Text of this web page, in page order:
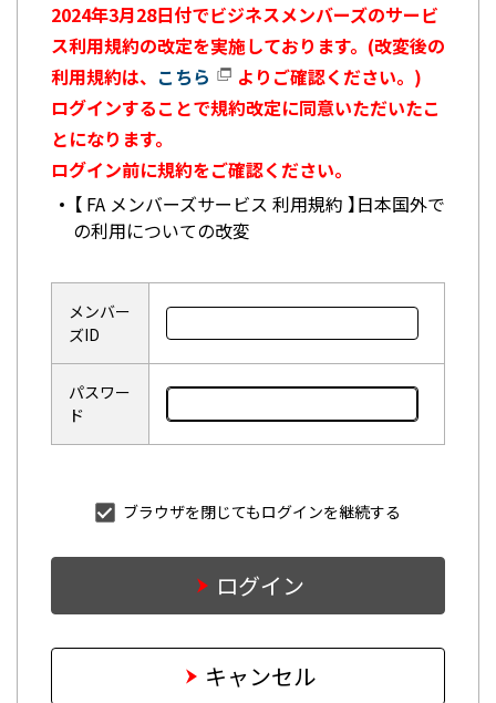
2024年3月28日付でビジネスメンバーズのサービ
ス利用規約の改定を実施しております。(改変後の
利用規約は、 こちら
よりご確認ください。)
ログインすることで規約改定に同意いただいたこ
とになります。
ログイン前に規約をご確認ください。
【 FA メンバーズサービス 利用規約 】日本国外で
の利用についての改変
メンバー
ズID
パスワー
ド
ブラウザを閉じてもログインを継続する
ログイン
キャンセル